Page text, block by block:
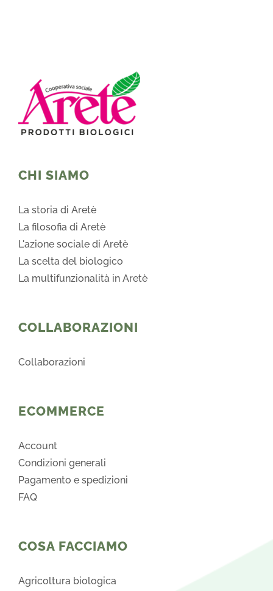
CHI SIAMO
La storia di Aretè
La filosofia di Aretè
L'azione sociale di Aretè
La scelta del biologico
La multifunzionalità in Aretè
COLLABORAZIONI
Collaborazioni
ECOMMERCE
Account
Condizioni generali
Pagamento e spedizioni
FAQ
COSA FACCIAMO
Agricoltura biologica